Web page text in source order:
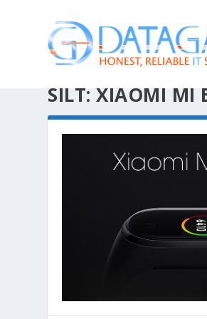
SILT:XIAOMI MI